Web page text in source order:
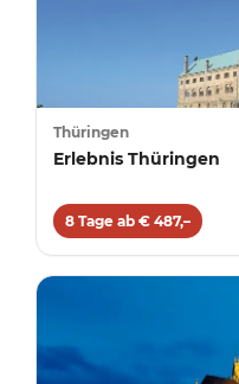
Thüringen
Erlebnis Thüringen
8 Tage ab € 487,–